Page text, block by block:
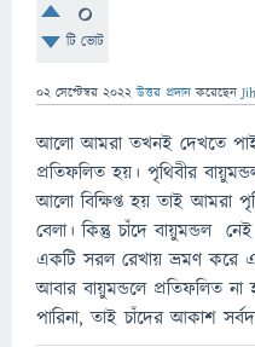
0
টি ভোট
02 সেপ্টেম্বর 2022 উত্তর প্রদান করেছেন
আলো আমরা তখনই দেখতে
প্রতিফলিত হয়। পৃথিবীর
আলো বিক্ষিপ্ত হয় তাই আমরা
বেলা। কিন্তু চাঁদে বায়ুমন্ডল
একটি সরল রেখায় ভ্রমণ করে
আবার বায়ুমন্ডলে প্রতিফলিত
পারিনা, তাই চাঁদের আকাশ